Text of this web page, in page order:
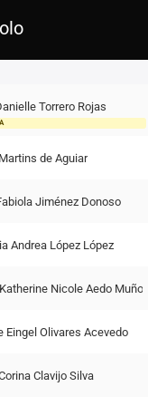
Torrero Rojas
de Aguiar
Jiménez Donoso
Andrea López López
Nicole Aedo Muñoz
Eingel Olivares Acevedo
Clavijo Silva